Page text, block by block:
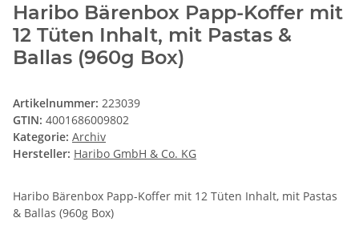
Haribo Bärenbox Papp-Koffer mit
12 Tüten Inhalt, mit Pastas &
Ballas (960g Box)
Artikelnummer: 223039
GTIN: 4001686009802
Kategorie: Archiv
Hersteller: Haribo GmbH & Co. KG
Haribo Bärenbox Papp-Koffer mit 12 Tüten Inhalt, mit Pastas
& Ballas (960g Box)